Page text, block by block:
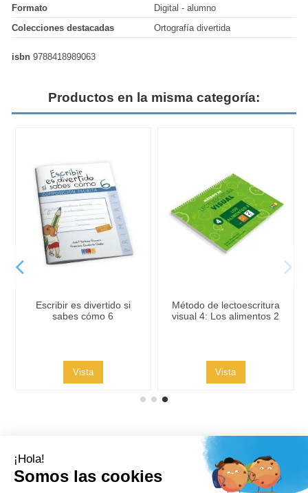
Formato
Digital - alumno
Colecciones destacadas
Ortografía divertida
isbn 9788418989063
Productos en la misma categoría:
Escribir es divertido si
sabes cómo 6
Vista
Método de lectoescritura
visual 4: Los alimentos 2
Vista